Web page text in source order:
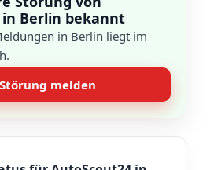
in Berlin bekannt
in Berlin liegt im
melden